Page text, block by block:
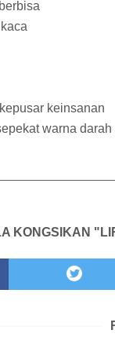
keinsanan
warna darah
KONGSIKAN